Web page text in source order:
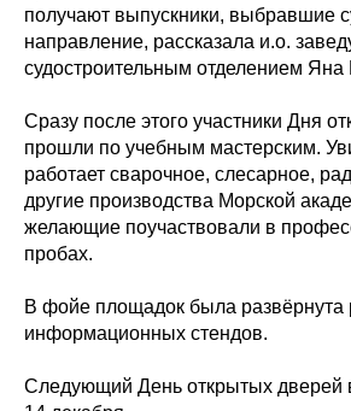
получают выпускники, выбравшие
направление, рассказала и.о.
судостроительным отделением Яна
Сразу после этого участники Дня
прошли по учебным мастерским.
работает сварочное, слесарное,
другие производства Морской
желающие поучаствовали в
пробах.
В фойе площадок была развёрнута
информационных стендов.
Следующий День открытых дверей